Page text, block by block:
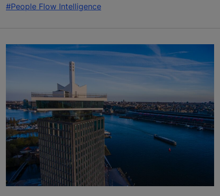
#People Flow Intelligence